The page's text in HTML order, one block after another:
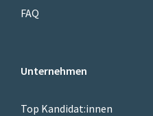
FAQ
Unternehmen
Top Kandidat:innen